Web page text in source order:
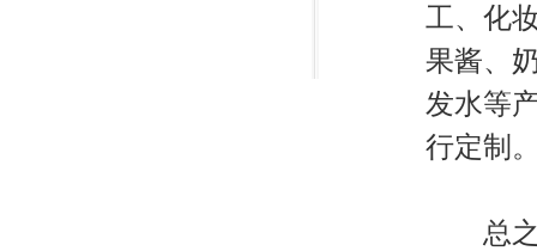
工、化
果酱、
发水等
行定制
总之